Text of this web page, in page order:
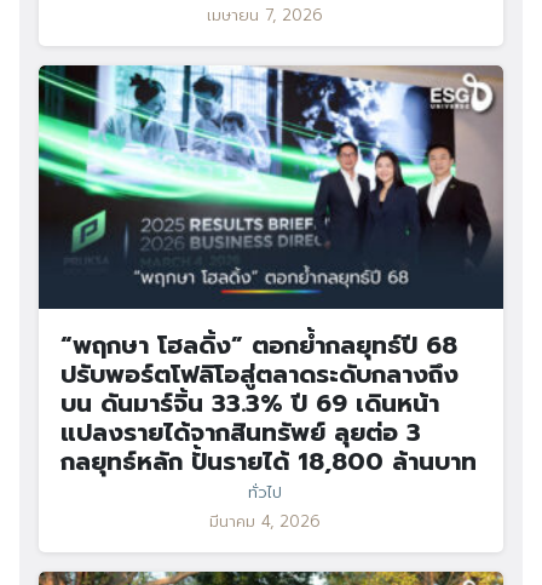
เมษายน 7, 2026
“พฤกษา โฮลดิ้ง” ตอกย้ำกลยุทธ์ปี 68
ปรับพอร์ตโฟลิโอสู่ตลาดระดับกลางถึง
บน ดันมาร์จิ้น 33.3% ปี 69 เดินหน้า
แปลงรายได้จากสินทรัพย์ ลุยต่อ 3
กลยุทธ์หลัก ปั้นรายได้ 18,800 ล้านบาท
ทั่วไป
มีนาคม 4, 2026